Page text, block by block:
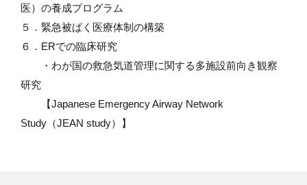
医）の養成プログラム
５．緊急被ばく医療体制の構築
６．ERでの臨床研究
・わが国の救急気道管理に関する多施設前向き観察
研究
【Japanese Emergency Airway Network
Study（JEAN study）】